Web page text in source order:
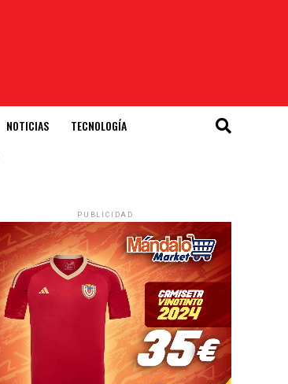
NOTICIAS TECNOLOGÍA
PUBLICIDAD